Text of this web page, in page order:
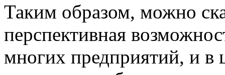
Таким образом, можно
перспективная
многих предприятий, и в